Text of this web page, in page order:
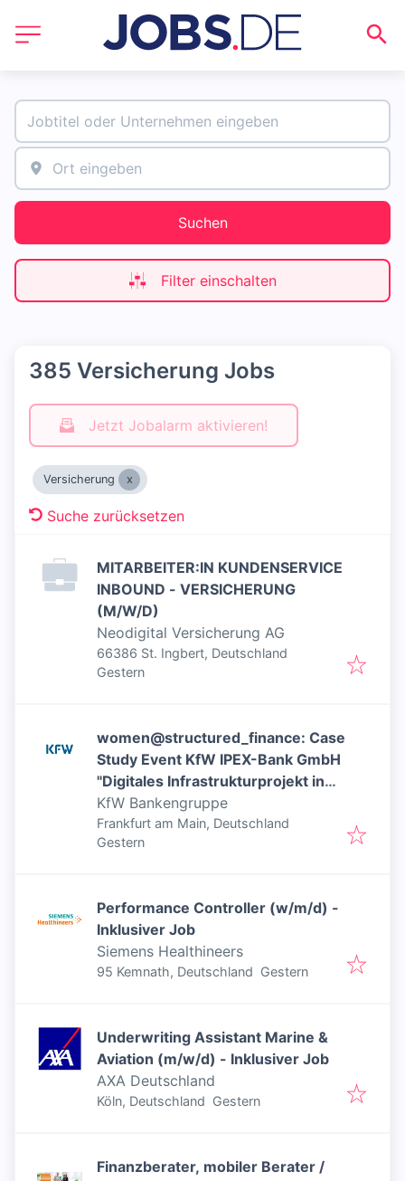
Suchen
Filter einschalten
385 Versicherung Jobs
Jetzt Jobalarm aktivieren!
Versicherung
Suche zurücksetzen
MITARBEITER:IN KUNDENSERVICE
INBOUND - VERSICHERUNG
(M/W/D)
Neodigital Versicherung AG
66386 St. Ingbert, Deutschland
Veröffentlicht
Gestern
women@structured_finance: Case
Study Event KfW IPEX-Bank GmbH
"Digitales Infrastrukturprojekt in
Europa" am 21. September 2026 -
Inklusiver Job
KfW Bankengruppe
Frankfurt am Main, Deutschland
Veröffentlicht
Gestern
Performance Controller (w/m/d) -
Inklusiver Job
Siemens Healthineers
95 Kemnath, Deutschland Veröffentlicht
Gestern
Underwriting Assistant Marine &
Aviation (m/w/d) - Inklusiver Job
AXA Deutschland
Köln, Deutschland Veröffentlicht
Gestern
Finanzberater, mobiler Berater /